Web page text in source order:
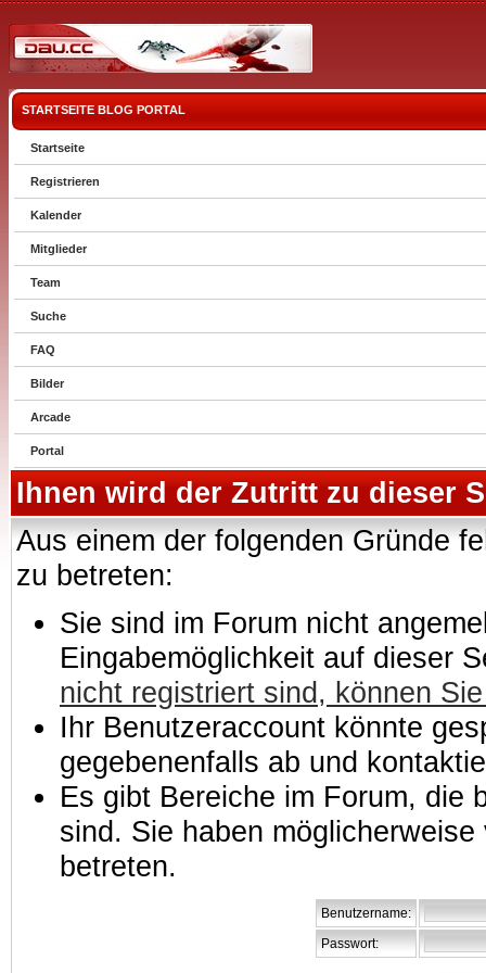
STARTSEITE BLOG PORTAL
Startseite
Registrieren
Kalender
Mitglieder
Team
Suche
FAQ
Bilder
Arcade
Portal
Ihnen wird der Zutritt zu dieser
Aus einem der folgenden Gründe
zu betreten:
Sie sind im Forum nicht
Eingabemöglichkeit auf dieser
nicht registriert sind, können
Ihr Benutzeraccount könnte
gegebenenfalls ab und
Es gibt Bereiche im Forum, die
sind. Sie haben
betreten.
Benutzername:
Passwort: